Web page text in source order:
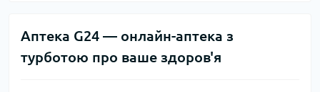
Аптека G24 — онлайн-аптека з
турботою про ваше здоров'я